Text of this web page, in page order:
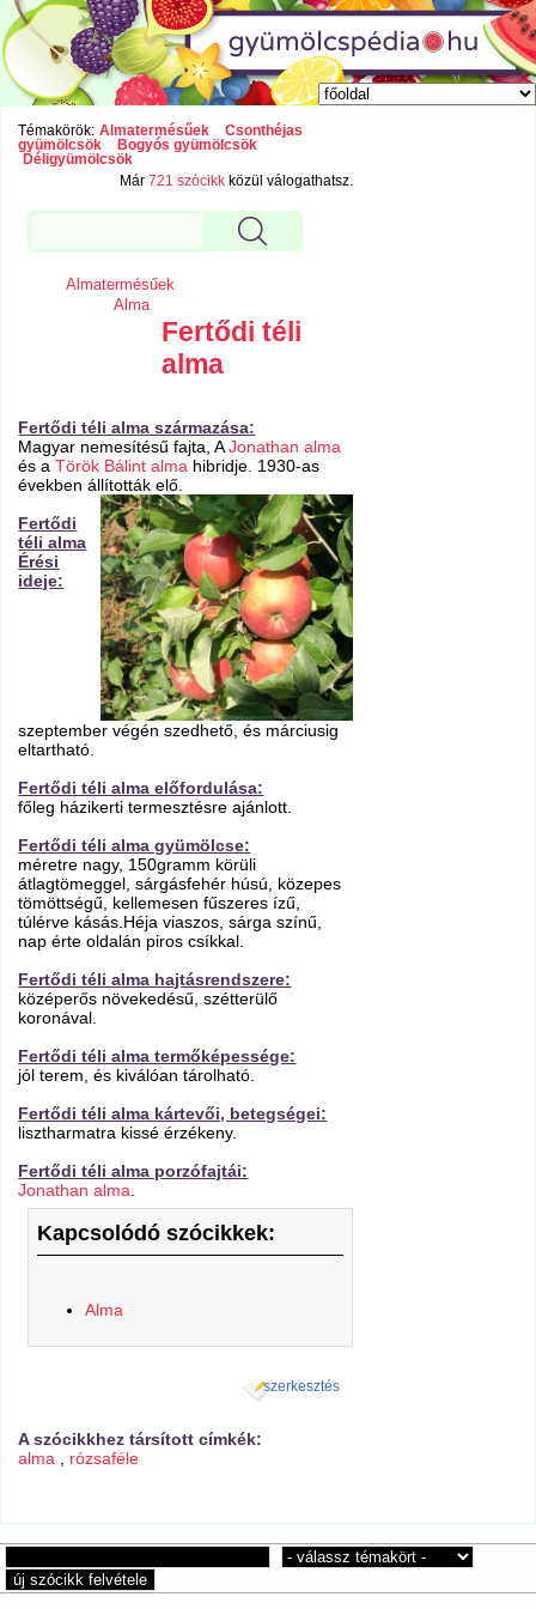
Témakörök: Almatermésűek
Csonthéjas
gyümölcsök
Bogyós gyümölcsök
Déligyümölcsök
Már721 szócikk közül válogathatsz.
Almatermésűek
Alma
Fertődi téli
alma
Fertődi téli alma származása:
Magyar nemesítésű fajta, AJonathan alma
és aTörök Bálint alma hibridje. 1930-as
években állították elő.
Fertődi
téli alma
Érési
ideje:
szeptember végén szedhető, és márciusig
eltartható.
Fertődi téli alma előfordulása:
főleg házikerti termesztésre ajánlott.
Fertődi téli alma gyümölcse:
méretre nagy, 150gramm körüli
átlagtömeggel, sárgásfehér húsú, közepes
tömöttségű, kellemesen fűszeres ízű,
túlérve kásás.Héja viaszos, sárga színű,
nap érte oldalán piros csíkkal.
Fertődi téli alma hajtásrendszere:
középerős növekedésű, szétterülő
koronával.
Fertődi téli alma termőképessége:
jól terem, és kiválóan tárolható.
Fertődi téli alma kártevői, betegségei:
lisztharmatra kissé érzékeny.
Fertődi téli alma porzófajtái:
Jonathan alma
Kapcsolódó szócikkek:
Alma
szerkesztés
A szócikkhez társított címkék:
alma
rózsaféle